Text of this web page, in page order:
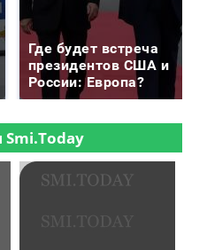
Где будет встреча
президентов США и
России: Европа?